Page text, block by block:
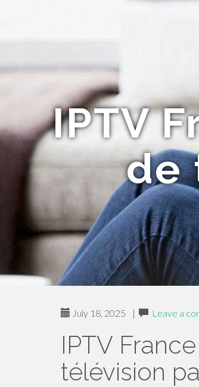
IPTV
de
July 18, 2025 | Leave a
IPTV
télévision